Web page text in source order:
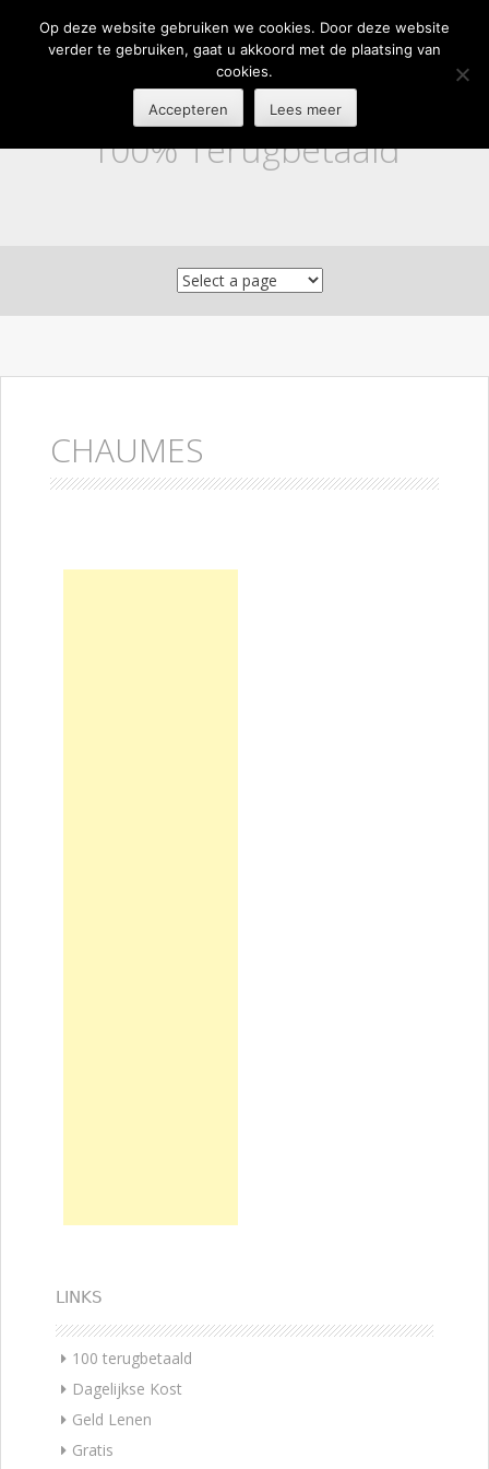
100% Terugbetaald
CHAUMES
LINKS
100 terugbetaald
Dagelijkse Kost
Geld Lenen
Gratis
Op deze website gebruiken we cookies. Door deze website
verder te gebruiken, gaat u akkoord met de plaatsing van
cookies.
Accepteren Lees meer